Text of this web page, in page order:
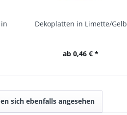
Dekoplatten in Limette/Gelb
ab 0,46 € *
sich ebenfalls angesehen